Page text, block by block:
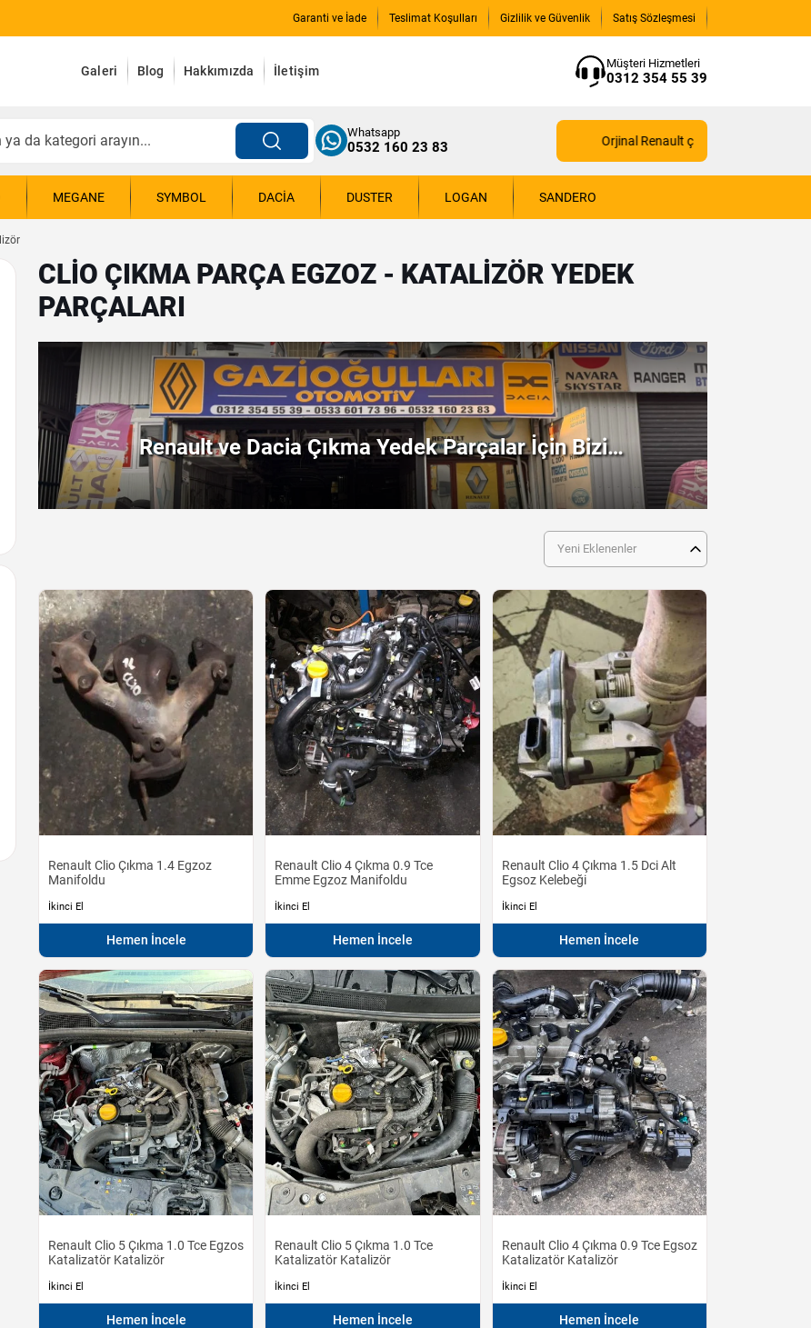
Garanti ve İade Teslimat Koşulları Gizlilik ve Güvenlik Satış Sözleşmesi
Galeri Blog Hakkımızda İletişim
Müşteri Hizmetleri
0312 354 55 39
Whatsapp
0532 160 23 83 Orjinal Renault çıkma yedek parçaları
MEGANE SYMBOL DACIA DUSTER LOGAN SANDERO
CLIO ÇIKMA PARÇA EGZOZ - KATALIZÖR YEDEK
PARÇALARI
Renault ve Dacia Çıkma Yedek Parçalar İçin Bizi
Arayın!
Yeni Eklenenler
Renault Clio Çıkma 1.4 Egzoz
Manifoldu
İkinci El
Hemen İncele
Renault Clio 4 Çıkma 0.9 Tce
Emme Egzoz Manifoldu
İkinci El
Hemen İncele
Renault Clio 4 Çıkma 1.5 Dci Alt
Egsoz Kelebeği
İkinci El
Hemen İncele
Renault Clio 5 Çıkma 1.0 Tce Egzos
Katalizatör Katalizör
İkinci El
Hemen İncele
Renault Clio 5 Çıkma 1.0 Tce
Katalizatör Katalizör
İkinci El
Hemen İncele
Renault Clio 4 Çıkma 0.9 Tce Egsoz
Katalizatör Katalizör
İkinci El
Hemen İncele